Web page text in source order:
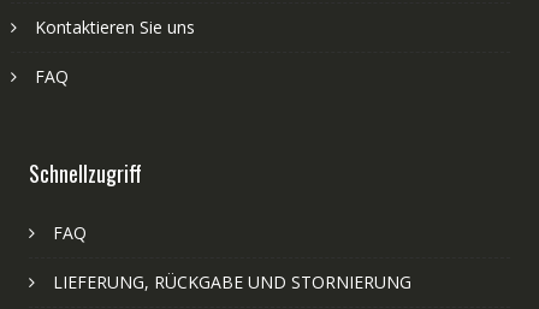
Kontaktieren Sie uns
FAQ
Schnellzugriff
FAQ
LIEFERUNG, RÜCKGABE UND STORNIERUNG